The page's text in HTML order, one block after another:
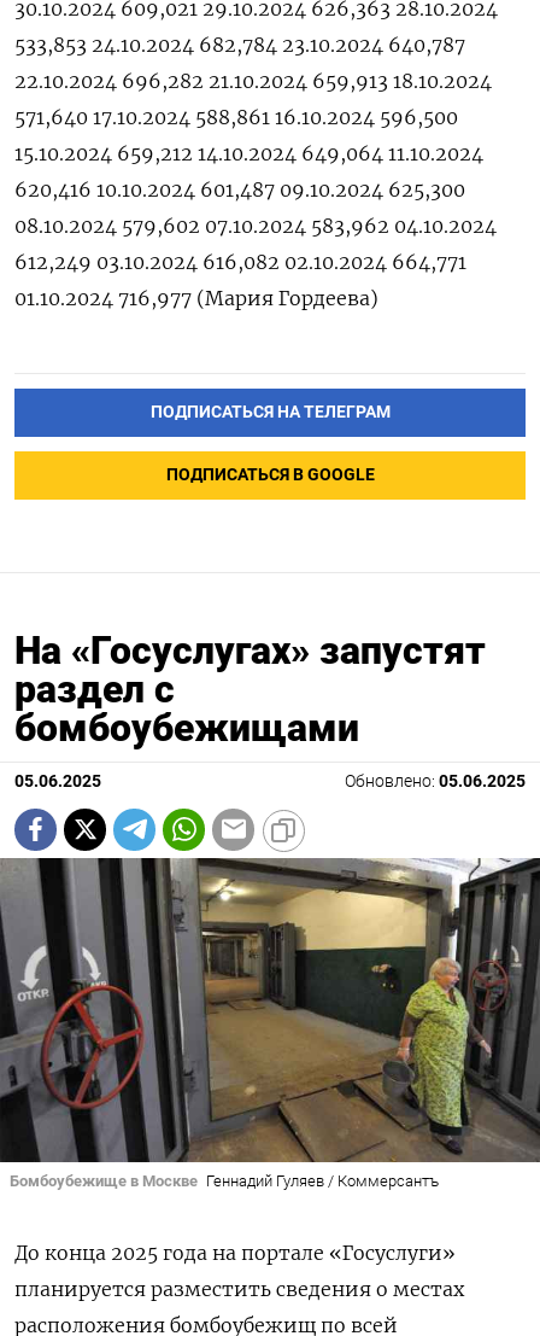
30.10.2024 609,021 29.10.2024 626,363 28.10.2024
533,853 24.10.2024 682,784 23.10.2024 640,787
22.10.2024 696,282 21.10.2024 659,913 18.10.2024
571,640 17.10.2024 588,861 16.10.2024 596,500
15.10.2024 659,212 14.10.2024 649,064 11.10.2024
620,416 10.10.2024 601,487 09.10.2024 625,300
08.10.2024 579,602 07.10.2024 583,962 04.10.2024
612,249 03.10.2024 616,082 02.10.2024 664,771
01.10.2024 716,977 (Мария Гордеева)
ПОДПИСАТЬСЯ НА ТЕЛЕГРАМ
ПОДПИСАТЬСЯ В GOOGLE
На «Госуслугах» запустят
раздел с
бомбоубежищами
05.06.2025 Обновлено: 05.06.2025
Бомбоубежище в Москве Геннадий Гуляев / Коммерсантъ
До конца 2025 года на портале «Госуслуги»
планируется разместить сведения о местах
расположения бомбоубежищ по всей